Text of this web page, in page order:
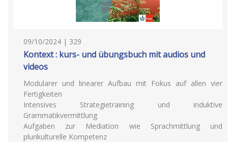
09/10/2024 | 329
Kontext : kurs- und übungsbuch mit audios und
videos
Modularer und linearer Aufbau mit Fokus auf allen vier
Fertigkeiten
Intensives Strategietraining und induktive
Grammatikvermittlung
Aufgaben zur Mediation wie Sprachmittlung und
plurikulturelle Kompetenz